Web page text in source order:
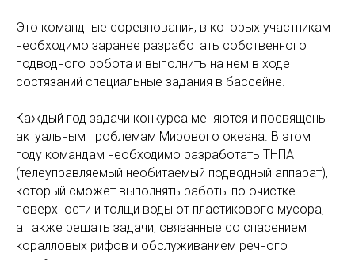
Это командные соревнования, в которых участникам
необходимо заранее разработать собственного
подводного робота и выполнить на нем в ходе
состязаний специальные задания в бассейне.
Каждый год задачи конкурса меняются и посвящены
актуальным проблемам Мирового океана. В этом
году командам необходимо разработать ТНПА
(телеуправляемый необитаемый подводный аппарат),
который сможет выполнять работы по очистке
поверхности и толщи воды от пластикового мусора,
а также решать задачи, связанные со спасением
коралловых рифов и обслуживанием речного